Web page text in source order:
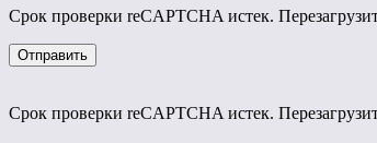
Срок проверки reCAPTCHA истек.
Срок проверки reCAPTCHA истек.